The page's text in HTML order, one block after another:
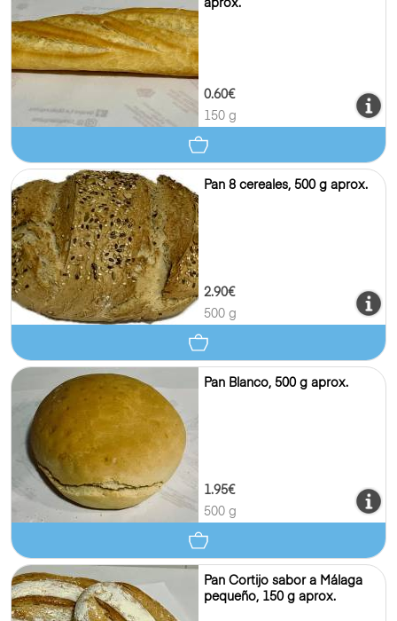
aprox.
0.60€
150 g
Pan 8 cereales, 500 g aprox.
2.90€
500 g
Pan Blanco, 500 g aprox.
1.95€
500 g
Pan Cortijo sabor a Málaga
pequeño, 150 g aprox.